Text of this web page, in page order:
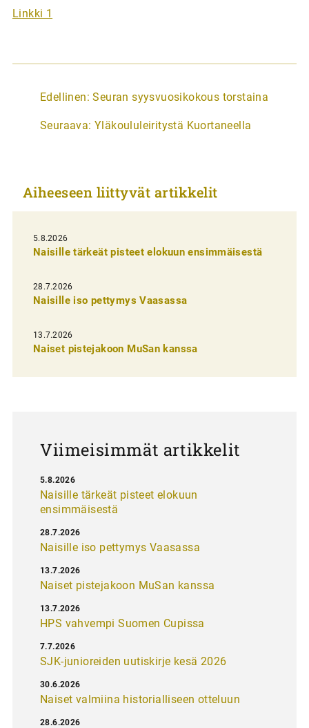
Linkki 1
A
t
k
e
l
i
e
n
e
Edellinen: Seuran syysvuosikokous torstaina
Seuraava: Yläkoululeiritystä Kuortaneella
Aiheeseen liittyvät artikkelit
5.8.2026
Naisille tärkeät pisteet elokuun ensimmäisestä
28.7.2026
Naisille iso pettymys Vaasassa
13.7.2026
Naiset pistejakoon MuSan kanssa
Viimeisimmät artikkelit
Naisille tärkeät pisteet elokuun
ensimmäisestä
5.8.2026
Naisille iso pettymys Vaasassa
28.7.2026
Naiset pistejakoon MuSan kanssa
13.7.2026
HPS vahvempi Suomen Cupissa
13.7.2026
SJK-junioreiden uutiskirje kesä 2026
7.7.2026
Naiset valmiina historialliseen otteluun
30.6.2026
28.6.2026